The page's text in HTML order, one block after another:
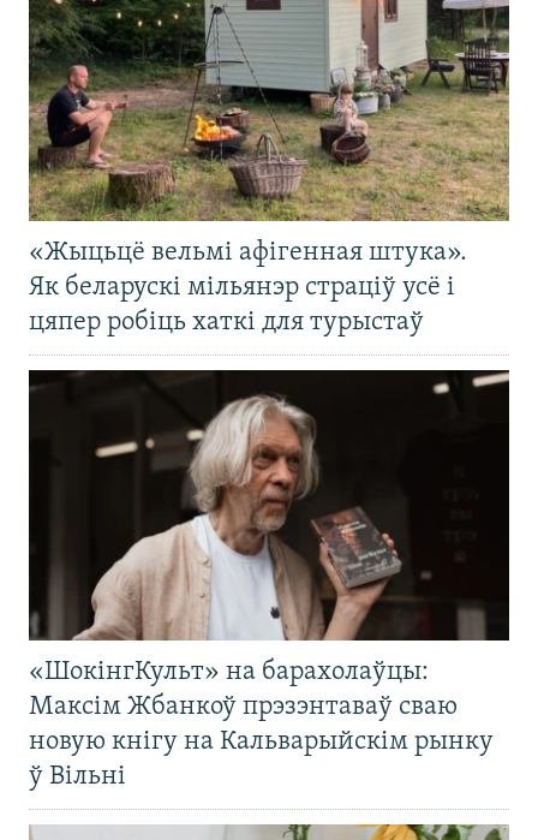
«Жыцьцё вельмі афігенная штука».
Як беларускі мільянэр страціў усё і
цяпер робіць хаткі для турыстаў
«ШокінгКульт» на барахолаўцы:
Максім Жбанкоў прэзэнтаваў сваю
новую кнігу на Кальварыйскім рынку
ў Вільні